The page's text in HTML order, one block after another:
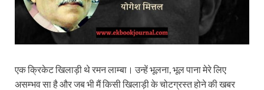
एक क्रिकेट खिलाड़ी थे रमन लाम्बा। उन्हें भूलना, भूल पाना मेरे लिए
असम्भव सा है और जब भी मैं किसी खिलाड़ी के चोटग्रस्त होने की खबर